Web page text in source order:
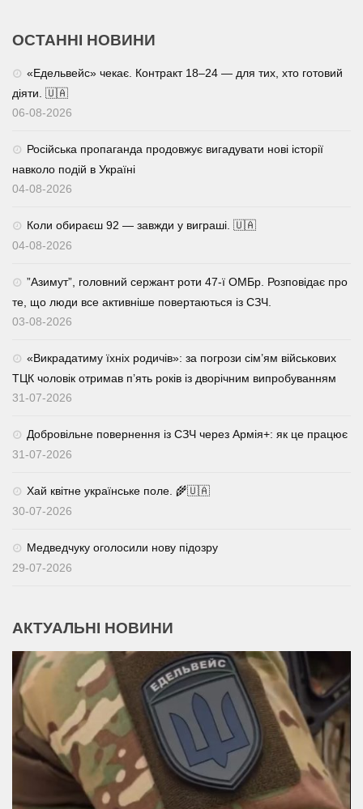
ОСТАННІ НОВИНИ
«Едельвейс» чекає. Контракт 18–24 — для тих, хто готовий
діяти. 🇺🇦
06-08-2026
Російська пропаганда продовжує вигадувати нові історії
навколо подій в Україні
04-08-2026
Коли обираєш 92 — завжди у виграші. 🇺🇦
04-08-2026
⁨”Азимут”, головний сержант роти 47-ї ОМБр. Розповідає про
те, що люди все активніше повертаються із СЗЧ.
03-08-2026
«Викрадатиму їхніх родичів»: за погрози сім’ям військових
ТЦК чоловік отримав п’ять років із дворічним випробуванням
31-07-2026
Добровільне повернення із СЗЧ через Армія+: як це працює
31-07-2026
Хай квітне українське поле. 🌾🇺🇦
30-07-2026
Медведчуку оголосили нову підозру
29-07-2026
АКТУАЛЬНІ НОВИНИ